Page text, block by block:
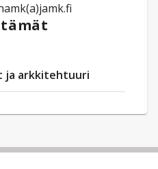
ja arkkitehtuuri